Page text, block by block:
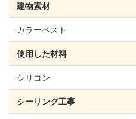
建物素材
カラーベスト
使用した材料
シリコン
シーリング工事